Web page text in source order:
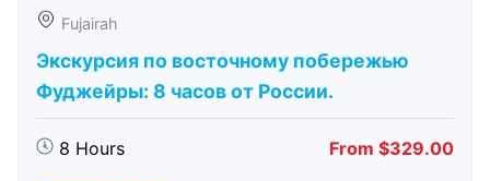
Fujairah
Экскурсия по восточному побережью
Фуджейры: 8 часов от России.
8 Hours From $329.00